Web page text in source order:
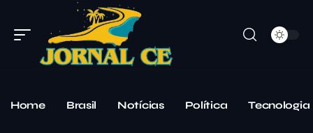
Home Brasil Notícias Política Tecnologia